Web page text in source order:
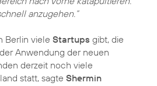
anzugehen.“
Berlin viele Startups gibt, die
Anwendung der neuen
derzeit noch viele
statt, sagte Shermin